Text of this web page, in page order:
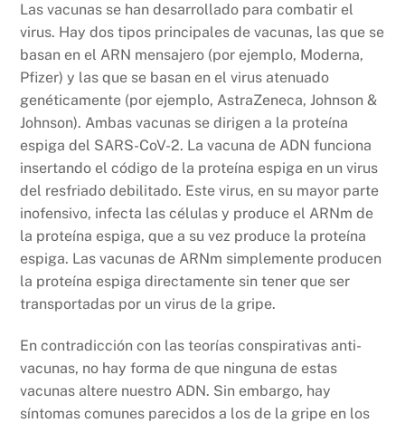
Las vacunas se han desarrollado para combatir el
virus. Hay dos tipos principales de vacunas, las que se
basan en el ARN mensajero (por ejemplo, Moderna,
Pfizer) y las que se basan en el virus atenuado
genéticamente (por ejemplo, AstraZeneca, Johnson &
Johnson). Ambas vacunas se dirigen a la proteína
espiga del SARS-CoV-2. La vacuna de ADN funciona
insertando el código de la proteína espiga en un virus
del resfriado debilitado. Este virus, en su mayor parte
inofensivo, infecta las células y produce el ARNm de
la proteína espiga, que a su vez produce la proteína
espiga. Las vacunas de ARNm simplemente producen
la proteína espiga directamente sin tener que ser
transportadas por un virus de la gripe.
En contradicción con las teorías conspirativas anti-
vacunas, no hay forma de que ninguna de estas
vacunas altere nuestro ADN. Sin embargo, hay
síntomas comunes parecidos a los de la gripe en los